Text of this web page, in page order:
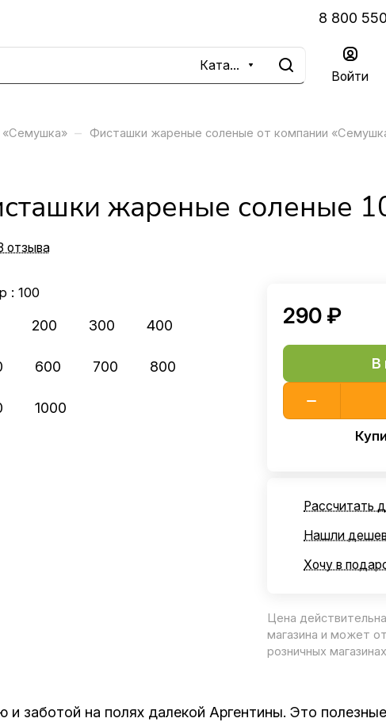
8 800
Каталог
Войти
«Семушка» – Фисташки жареные соленые от компании
жареные соленые
отзыва
: 100
200 300 400
600 700 800
1000
290 ₽
В
Рассчитать
Нашли
Хочу в
Цена
магазина и может
розничных магазинах
заботой на полях далекой Аргентины. Это